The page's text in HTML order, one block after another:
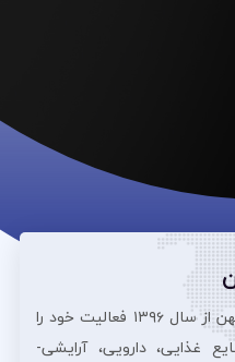
شرڪت بازرگانی رهروان تجارت ڪهن از سال ۱۳۹۶ فعالیت خود را
غذایی، دارویی، آرایشی‌-